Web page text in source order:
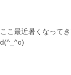
ここ最近暑くなって
d(^_^o)